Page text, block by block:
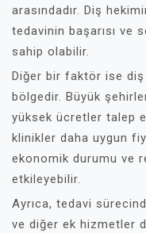
arasındadır. Diş
tedavinin başarısı ve
sahip olabilir.
Diğer bir faktör ise
bölgedir. Büyük
yüksek ücretler talep
klinikler daha uygun
ekonomik durumu ve
etkileyebilir.
Ayrıca, tedavi
ve diğer ek hizmetler